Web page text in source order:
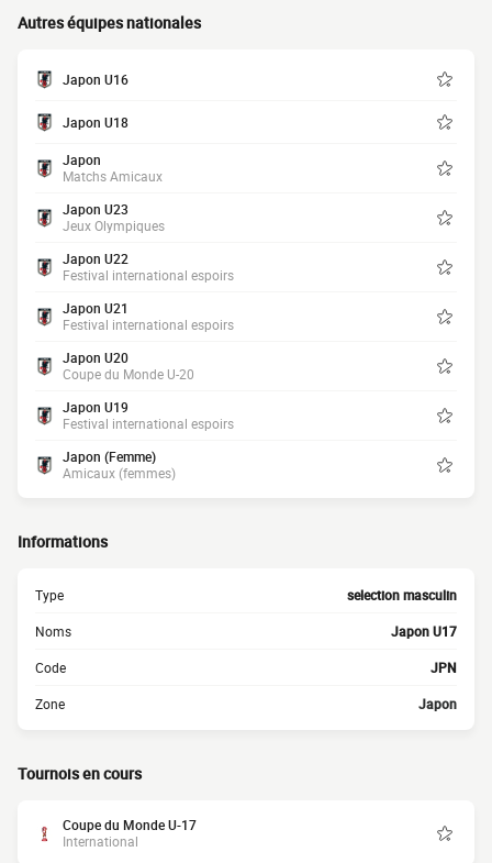
Autres équipes nationales
Japon U16
Japon U18
Japon
Matchs Amicaux
Japon U23
Jeux Olympiques
Japon U22
Festival international espoirs
Japon U21
Festival international espoirs
Japon U20
Coupe du Monde U-20
Japon U19
Festival international espoirs
Japon (Femme)
Amicaux (femmes)
Informations
Type selection masculin
Noms Japon U17
Code JPN
Zone Japon
Tournois en cours
Coupe du Monde U-17
International